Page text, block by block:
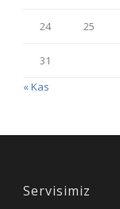
24 25
31
« Kas
Servisimiz